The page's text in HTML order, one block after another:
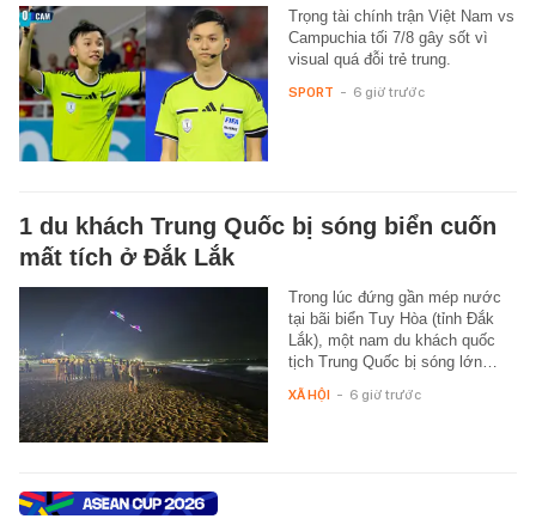
Trọng tài chính trận Việt Nam vs
Campuchia tối 7/8 gây sốt vì
visual quá đỗi trẻ trung.
SPORT - 6 giờ trước
1 du khách Trung Quốc bị sóng biển cuốn
mất tích ở Đắk Lắk
Trong lúc đứng gần mép nước
tại bãi biển Tuy Hòa (tỉnh Đắk
Lắk), một nam du khách quốc
tịch Trung Quốc bị sóng lớn…
XÃ HỘI - 6 giờ trước